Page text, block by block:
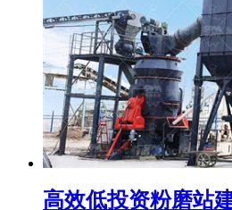
高效低投资粉磨站